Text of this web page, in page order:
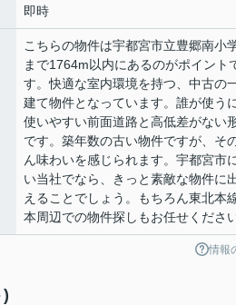
即時
こちらの物件は宇都宮市立豊郷南小
まで1764m以内にあるのがポイント
す。快適な室内環境を持つ、中古の
建て物件となっています。誰が使う
使いやすい前面道路と高低差がない
です。築年数の古い物件ですが、そ
ん味わいを感じられます。宇都宮市
い当社でなら、きっと素敵な物件に
えることでしょう。もちろん東北本
本周辺での物件探しもお任せください
情報